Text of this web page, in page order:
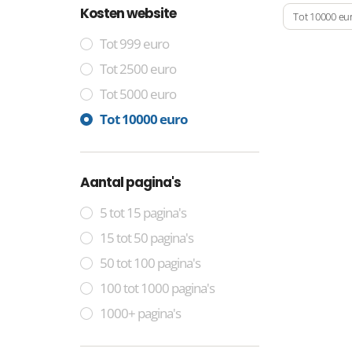
Kosten website
Tot 999 euro
Tot 2500 euro
Tot 5000 euro
Tot 10000 euro
Aantal pagina's
5 tot 15 pagina's
15 tot 50 pagina's
50 tot 100 pagina's
100 tot 1000 pagina's
1000+ pagina's
Tot 10000